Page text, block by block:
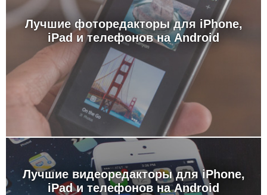
Лучшие фоторедакторы для iPhone,
iPad и телефонов на Android
Лучшие видеоредакторы для iPhone,
iPad и телефонов на Android